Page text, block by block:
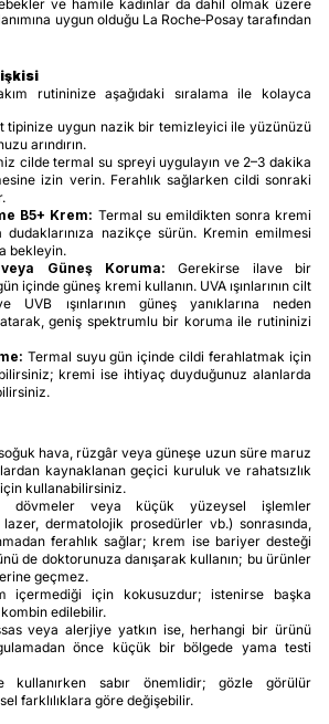
ve hamile kadınlar da dahil olmak üzere
uygun olduğu La Roche‑Posay tarafından
rutininize aşağıdaki sıralama ile kolayca
tipinize uygun nazik bir temizleyici ile yüzünüzü
arındırın.
cilde termal su spreyi uygulayın ve 2–3 dakika
izin verin. Ferahlık sağlarken cildi sonraki
B5+ Krem: Termal su emildikten sonra kremi
nazikçe sürün. Kremin emilmesi
bekleyin.
Güneş Koruma: Gerekirse ilave bir
içinde güneş kremi kullanın. UVA ışınlarının cilt
UVB ışınlarının güneş yanıklarına neden
geniş spektrumlu bir koruma ile rutininizi
Termal suyu gün içinde cildi ferahlatmak için
kremi ise ihtiyaç duyduğunuz alanlarda
hava, rüzgâr veya güneşe uzun süre maruz
kaynaklanan geçici kuruluk ve rahatsızlık
kullanabilirsiniz.
dövmeler veya küçük yüzeysel işlemler
dermatolojik prosedürler vb.) sonrasında,
ferahlık sağlar; krem ise bariyer desteği
de doktorunuza danışarak kullanın; bu ürünler
geçmez.
içermediği için kokusuzdur; istenirse başka
edilebilir.
veya alerjiye yatkın ise, herhangi bir ürünü
önce küçük bir bölgede yama testi
kullanırken sabır önemlidir; gözle görülür
farklılıklara göre değişebilir.